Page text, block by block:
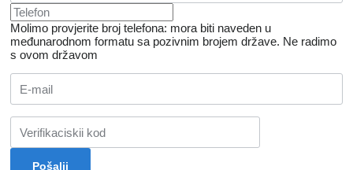
Molimo provjerite broj telefona: mora biti naveden u
međunarodnom formatu sa pozivnim brojem države. Ne radimo
s ovom državom